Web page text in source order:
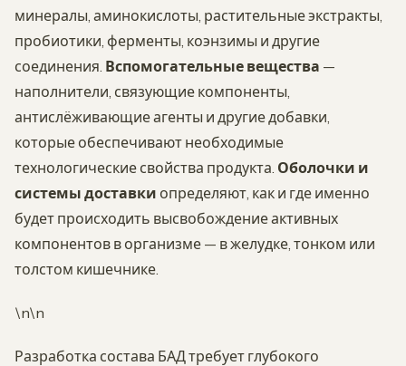
минералы, аминокислоты, растительные экстракты,
пробиотики, ферменты, коэнзимы и другие
соединения. Вспомогательные вещества —
наполнители, связующие компоненты,
антислёживающие агенты и другие добавки,
которые обеспечивают необходимые
технологические свойства продукта. Оболочки и
системы доставки определяют, как и где именно
будет происходить высвобождение активных
компонентов в организме — в желудке, тонком или
толстом кишечнике.
\n\n
Разработка состава БАД требует глубокого